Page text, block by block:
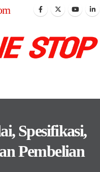
Spesifikasi,
Pembelian